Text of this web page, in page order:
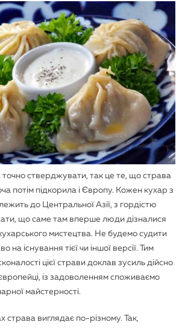
стверджувати, так це те, що страва
потім підкорила і Європу. Кожен кухар з
до Центральної Азії, з гордістю
що саме там вперше люди дізналися
мистецтва. Не будемо судити
на існування тієї чи іншої версії. Тим
цієї страви доклав зусиль дійсно
із задоволенням споживаємо
майстерності.
страва виглядає по-різному. Так,